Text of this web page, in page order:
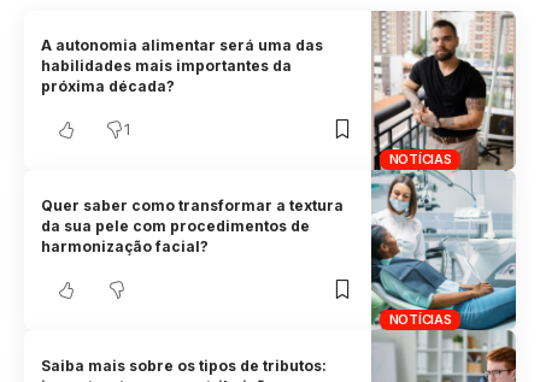
NOTÍCIAS
A autonomia alimentar será uma das
habilidades mais importantes da
próxima década?
1
NOTÍCIAS
Quer saber como transformar a textura
da sua pele com procedimentos de
harmonização facial?
Saiba mais sobre os tipos de tributos: